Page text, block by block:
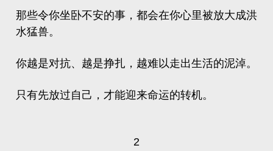
那些令你坐卧不安的事，都会在你心里被放大成洪
水猛兽。
你越是对抗、越是挣扎，越难以走出生活的泥淖。
只有先放过自己，才能迎来命运的转机。
2